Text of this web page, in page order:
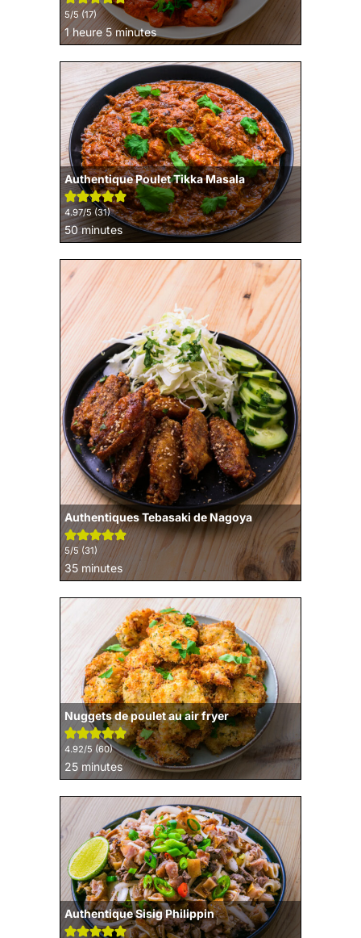
5/5 (17)
1 heure
heure 5minutes
minutes
Authentique Poulet Tikka Masala
4.97/5 (31)
50minutes
minutes
Authentiques Tebasaki de Nagoya
5/5 (31)
35minutes
minutes
Nuggets de poulet au air fryer
4.92/5 (60)
25minutes
minutes
Authentique Sisig Philippin